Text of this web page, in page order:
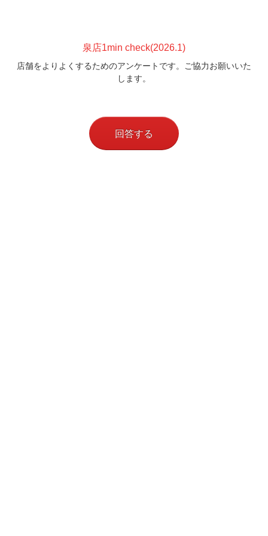
泉店1min check(2026.1)
店舗をよりよくするためのアンケートです。ご協力お願いいた
します。
回答する